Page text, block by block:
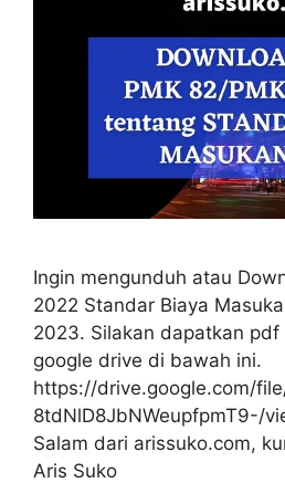
Ingin mengunduh atau
2022 Standar Biaya
2023. Silakan dapatkan pdf
google drive di bawah ini.
https://drive.google.com/
8tdNlD8JbNWeupfpmT9-/
Salam dari arissuko.com,
Aris Suko